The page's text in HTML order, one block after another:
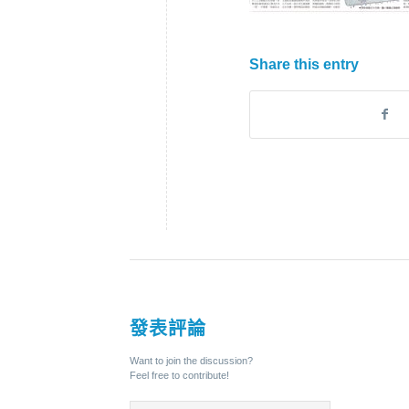
Share this entry
發表評論
Want to join the discussion?
Feel free to contribute!